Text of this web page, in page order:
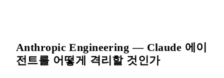
Anthropic Engineering — Claude 에이
전트를 어떻게 격리할 것인가